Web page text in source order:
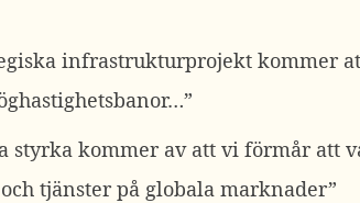
infrastrukturprojekt kommer
styrka kommer av att vi förmår att
tjänster på globala marknader”